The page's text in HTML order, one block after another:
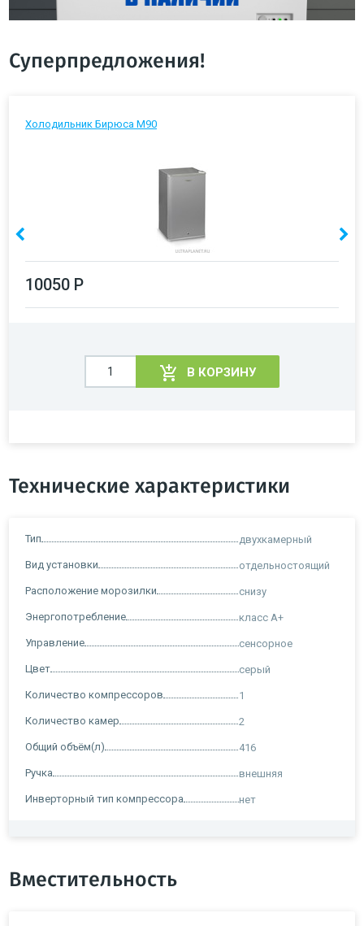
Суперпредложения!
Холодильник Бирюса М90
10050 Р
В КОРЗИНУ
Технические характеристики
Тип двухкамерный
Вид установки отдельностоящий
Расположение морозилки снизу
Энергопотребление класс A+
Управление сенсорное
Цвет серый
Количество компрессоров 1
Количество камер 2
Общий объём(л) 416
Ручка внешняя
Инверторный тип компрессора нет
Вместительность